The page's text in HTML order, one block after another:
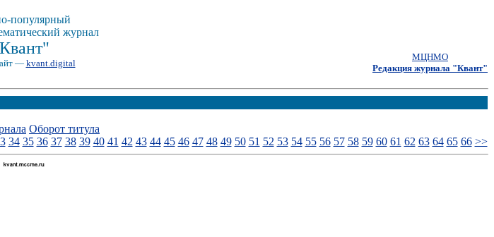
популярный
журнал
— kvant.digital
МЦНМО
Редакция журнала "Квант"
Оборот титула
34 35 36 37 38 39 40 41 42 43 44 45 46 47 48 49 50 51 52 53 54 55 56 57 58 59 60 61 62 63 64 65 66 >>